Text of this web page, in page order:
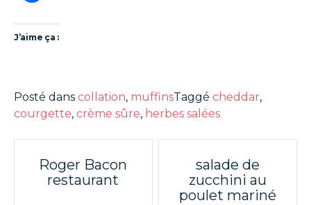
J’aime ça :
Posté dans collation, muffinsTaggé cheddar,
courgette, crème sûre, herbes salées
Poste
navigation
Roger Bacon
restaurant
salade de
zucchini au
poulet mariné